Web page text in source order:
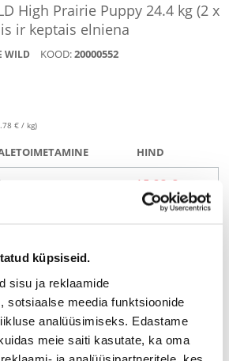
küpsiseid.
sisu ja reklaamide
sotsiaalse meedia funktsioonide
analüüsimiseks. Edastame
meie saiti kasutate, ka oma
ja analüüsipartneritele, kes
High Prairie Puppy 24.4 kg (2 x
ir keptais elniena
WILD KOOD:20000552
€ / kg)
HIND
15.23 €
(€7.62/ KG)
KOHALETOIMETAMINE
KOHALETOIMETAMINE 116.70 €
(€ 4.78/ KG)